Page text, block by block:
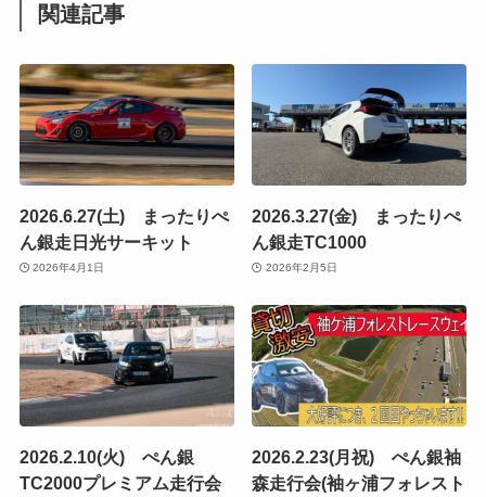
関連記事
2026.6.27(土) まったりぺ
ん銀走日光サーキット
2026年4月1日
2026.3.27(金) まったりぺ
ん銀走TC1000
2026年2月5日
2026.2.10(火) ぺん銀
TC2000プレミアム走行会
2026.2.23(月祝) ぺん銀袖
森走行会(袖ヶ浦フォレスト